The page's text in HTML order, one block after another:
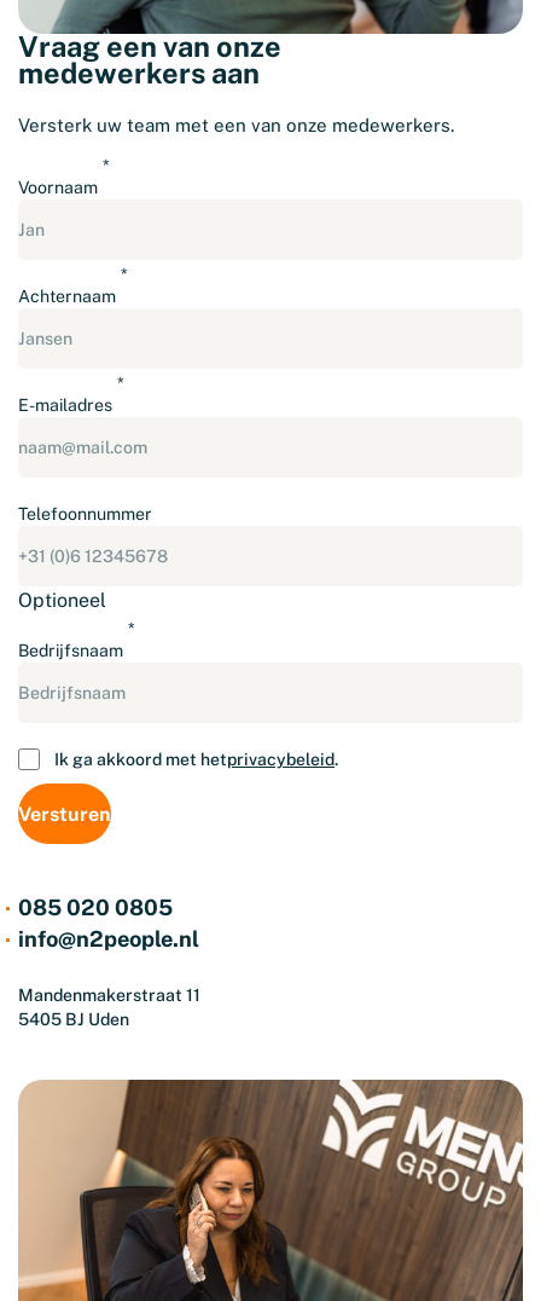
Vraag een van onze
medewerkers aan
Versterk uw team met een van onze medewerkers.
Voornaam
Achternaam
E-mailadres
Telefoonnummer
Optioneel
Bedrijfsnaam
Instemming
Ik ga akkoord met hetprivacybeleid.
085 020 0805
info@n2people.nl
Mandenmakerstraat 11
5405 BJ Uden